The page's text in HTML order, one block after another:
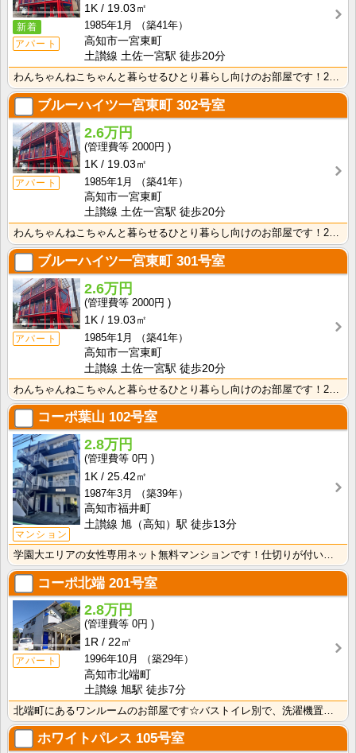
新着
アパート
1K
19.03㎡
1985年1月
（築41年）
高知市一宮東町
土讃線 土佐一宮駅 徒歩20分
わんちゃんねこちゃんと暮らせるひとり暮らし向けのお部屋です！2026年6月下旬、ネット無料（Wi-F･･･
ブルーハイツ一宮東町302号室
アパート
2.6万円
2000円
1K
19.03㎡
1985年1月
（築41年）
高知市一宮東町
土讃線 土佐一宮駅 徒歩20分
わんちゃんねこちゃんと暮らせるひとり暮らし向けのお部屋です！2026年6月下旬、ネット無料（Wi-F･･･
ブルーハイツ一宮東町 301号室
アパート
2.6万円
2000円
1K
19.03㎡
1985年1月
（築41年）
高知市一宮東町
土讃線 土佐一宮駅 徒歩20分
コーポ葉山 102号室
マンション
2.8万円
0円
1K
25.42㎡
1987年3月
（築39年）
高知市福井町
土讃線 旭（高知）駅 徒歩13分
コーポ北端 201号室
アパート
2.8万円
0円
1R
22㎡
1996年10月
（築29年）
高知市北端町
土讃線 旭駅 徒歩7分
ホワイトパレス 105号室